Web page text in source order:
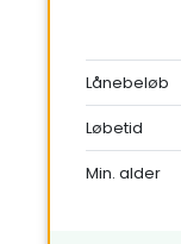
Lånebeløb
Løbetid
Min. alder